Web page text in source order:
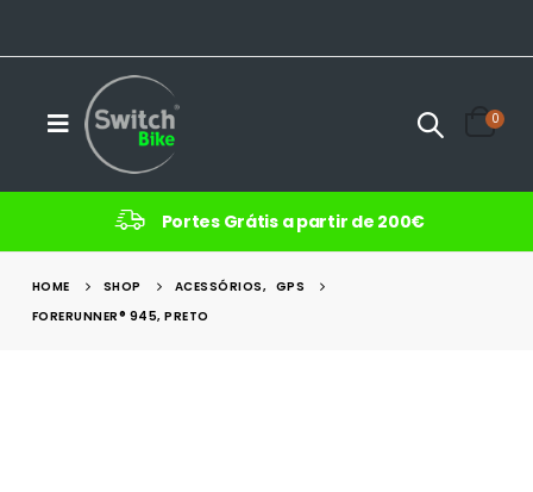
0
Portes Grátis a partir de 200€
HOME SHOP ACESSÓRIOS, GPS
FORERUNNER® 945, PRETO